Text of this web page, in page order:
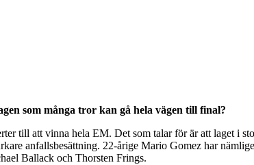
som många tror kan gå hela vägen till final?
till att vinna hela EM. Det som talar för är att laget i
anfallsbesättning. 22-årige Mario Gomez har
Ballack och Thorsten Frings.